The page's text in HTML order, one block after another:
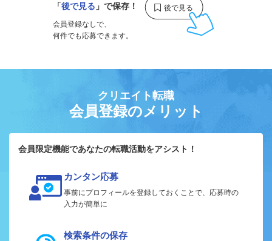
「後で見る 」で保存！
会員登録なしで、
何件でも応募できます。
クリエイト転職
会員登録のメリット
会員限定機能であなたの転職活動をアシスト！
カンタン応募
事前にプロフィールを登録しておくことで、応募時の
入力が簡単に
検索条件の保存